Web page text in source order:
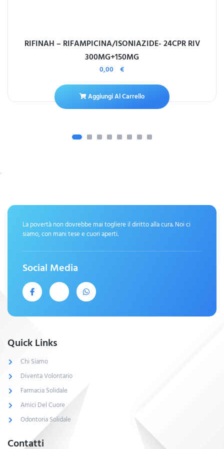
RIFINAH – RIFAMPICINA/ISONIAZIDE- 24CPR RIV
300MG+150MG
0,00 €
Aggiungi Al Carrello
La povertà non dovrebbe mai togliere il diritto alla cura. Noi ci
siamo, con mani tese e cuori aperti.
Social Media
Quick Links
Chi Siamo
Diventa Volontario
Farmacia Solidale
Amici Del Cuore
Odontoria Solidale
Contatti